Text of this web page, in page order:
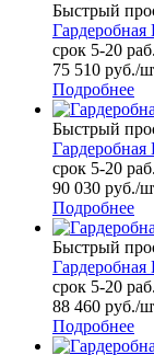
Быстрый
срок 5-20
75 510 руб./
Подробнее
Быстрый
срок 5-20
90 030 руб./
Подробнее
Быстрый
срок 5-20
88 460 руб./
Подробнее